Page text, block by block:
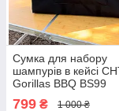
Сумка для набору
шампурів в кейсі
Gorillas BBQ BS99
799 ₴ 1 000 ₴